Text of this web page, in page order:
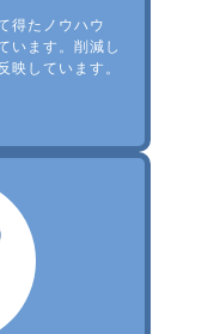
得たノウハウ
います。削減し
映しています。